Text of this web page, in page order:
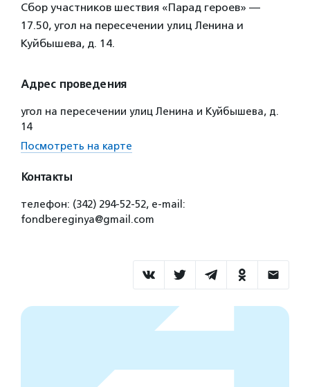
Сбор участников шествия «Парад героев» —
17.50, угол на пересечении улиц Ленина и
Куйбышева, д. 14.
Адрес проведения
угол на пересечении улиц Ленина и Куйбышева, д.
14
Посмотреть на карте
Контакты
телефон: (342) 294-52-52, e-mail:
fondbereginya@gmail.com